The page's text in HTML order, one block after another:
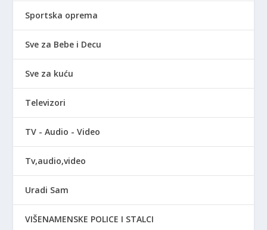
Sportska oprema
Sve za Bebe i Decu
Sve za kuću
Televizori
TV - Audio - Video
Tv,audio,video
Uradi Sam
VIŠENAMENSKE POLICE I STALCI